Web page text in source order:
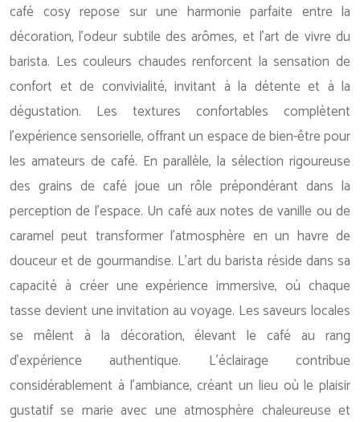
café cosy repose sur une harmonie parfaite entre la
décoration, l’odeur subtile des arômes, et l’art de vivre du
barista. Les couleurs chaudes renforcent la sensation de
confort et de convivialité, invitant à la détente et à la
dégustation. Les textures confortables complètent
l’expérience sensorielle, offrant un espace de bien-être pour
les amateurs de café. En parallèle, la sélection rigoureuse
des grains de café joue un rôle prépondérant dans la
perception de l’espace. Un café aux notes de vanille ou de
caramel peut transformer l’atmosphère en un havre de
douceur et de gourmandise. L’art du barista réside dans sa
capacité à créer une expérience immersive, où chaque
tasse devient une invitation au voyage. Les saveurs locales
se mêlent à la décoration, élevant le café au rang
d’expérience authentique. L’éclairage contribue
considérablement à l’ambiance, créant un lieu où le plaisir
gustatif se marie avec une atmosphère chaleureuse et